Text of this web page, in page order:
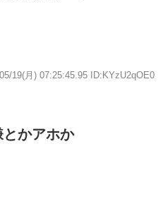
19(月) 07:25:45.95 ID:KYzU2qOE0
かアホか